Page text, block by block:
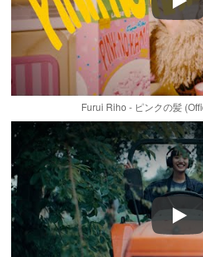
Play
Furui Riho - ピンクの髪
Play